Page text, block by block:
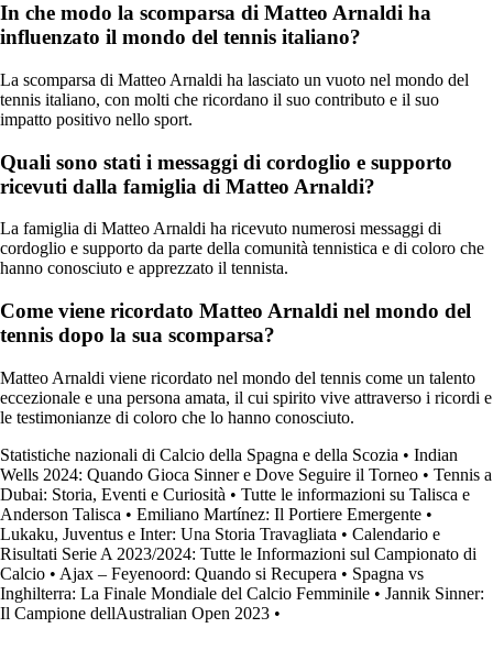
In che modo la scomparsa di Matteo Arnaldi ha
influenzato il mondo del tennis italiano?
La scomparsa di Matteo Arnaldi ha lasciato un vuoto nel mondo del
tennis italiano, con molti che ricordano il suo contributo e il suo
impatto positivo nello sport.
Quali sono stati i messaggi di cordoglio e supporto
ricevuti dalla famiglia di Matteo Arnaldi?
La famiglia di Matteo Arnaldi ha ricevuto numerosi messaggi di
cordoglio e supporto da parte della comunità tennistica e di coloro che
hanno conosciuto e apprezzato il tennista.
Come viene ricordato Matteo Arnaldi nel mondo del
tennis dopo la sua scomparsa?
Matteo Arnaldi viene ricordato nel mondo del tennis come un talento
eccezionale e una persona amata, il cui spirito vive attraverso i ricordi e
le testimonianze di coloro che lo hanno conosciuto.
Statistiche nazionali di Calcio della Spagna e della Scozia • Indian
Wells 2024: Quando Gioca Sinner e Dove Seguire il Torneo • Tennis a
Dubai: Storia, Eventi e Curiosità • Tutte le informazioni su Talisca e
Anderson Talisca • Emiliano Martínez: Il Portiere Emergente •
Lukaku, Juventus e Inter: Una Storia Travagliata • Calendario e
Risultati Serie A 2023/2024: Tutte le Informazioni sul Campionato di
Calcio • Ajax – Feyenoord: Quando si Recupera • Spagna vs
Inghilterra: La Finale Mondiale del Calcio Femminile • Jannik Sinner:
Il Campione dellAustralian Open 2023 •